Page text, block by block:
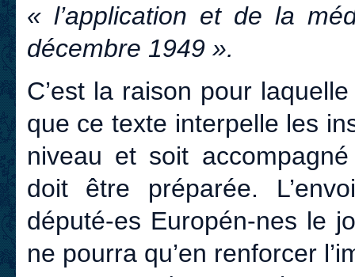
« l’application et de la
décembre 1949 ».
C’est la raison pour
que ce texte interpelle les
niveau et soit
doit être préparée.
député-es Europén-nes le
ne pourra qu’en renforcer